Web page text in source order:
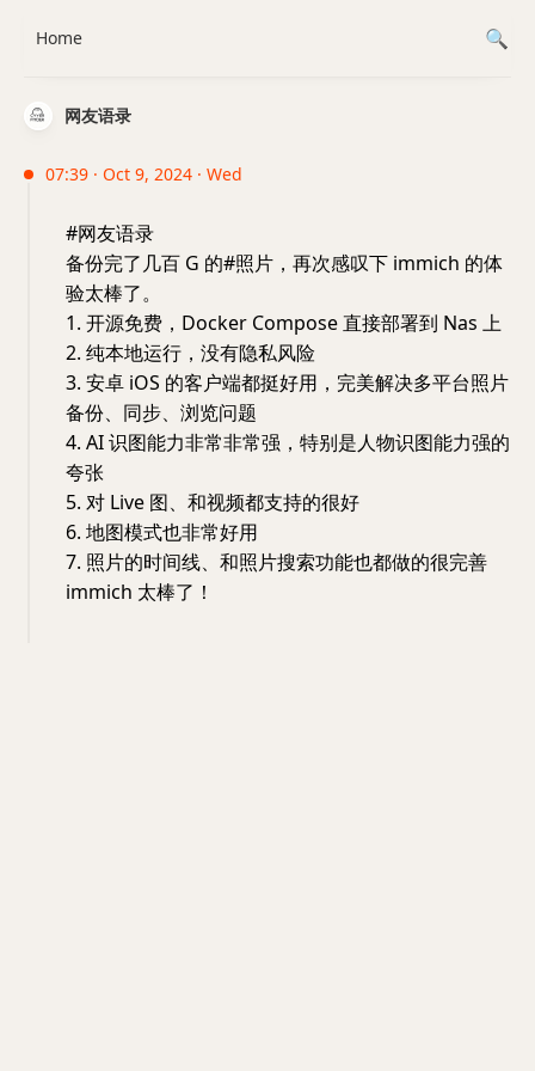
网友语录
07:39 · Oct 9, 2024 · Wed
#网友语录
备份完了几百 G 的#照片，再次感叹下 immich 的体
验太棒了。
1. 开源免费，Docker Compose 直接部署到 Nas 上
2. 纯本地运行，没有隐私风险
3. 安卓 iOS 的客户端都挺好用，完美解决多平台照片
备份、同步、浏览问题
4. AI 识图能力非常非常强，特别是人物识图能力强的
夸张
5. 对 Live 图、和视频都支持的很好
6. 地图模式也非常好用
7. 照片的时间线、和照片搜索功能也都做的很完善
immich 太棒了！
Home